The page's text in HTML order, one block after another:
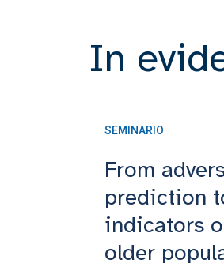
In
SEMINARIO
From
prediction
indicators
older